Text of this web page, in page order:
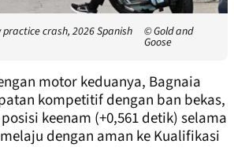
crash, 2026 Spanish © Gold and
Goose
motor keduanya, Bagnaia
kompetitif dengan ban bekas,
keenam (+0,561 detik) selama
dengan aman ke Kualifikasi